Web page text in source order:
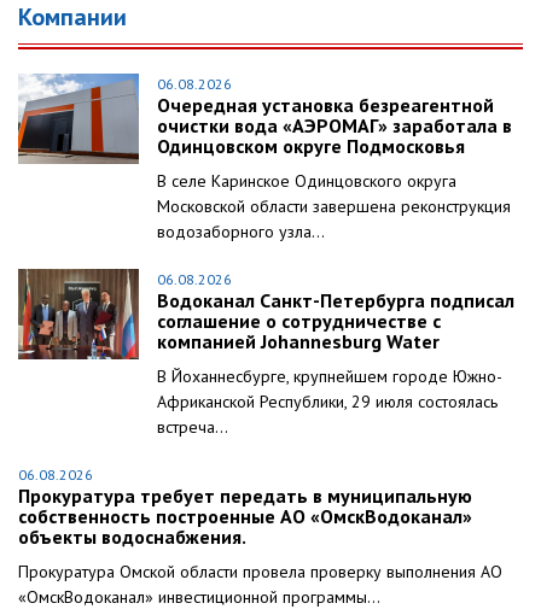
Компании
06.08.2026
Очередная установка безреагентной
очистки вода «АЭРОМАГ» заработала в
Одинцовском округе Подмосковья
В селе Каринское Одинцовского округа
Московской области завершена реконструкция
водозаборного узла...
06.08.2026
Водоканал Санкт-Петербурга подписал
соглашение о сотрудничестве с
компанией Johannesburg Water
В Йоханнесбурге, крупнейшем городе Южно-
Африканской Республики, 29 июля состоялась
встреча...
06.08.2026
Прокуратура требует передать в муниципальную
собственность построенные АО «ОмскВодоканал»
объекты водоснабжения.
Прокуратура Омской области провела проверку выполнения АО
«ОмскВодоканал» инвестиционной программы...